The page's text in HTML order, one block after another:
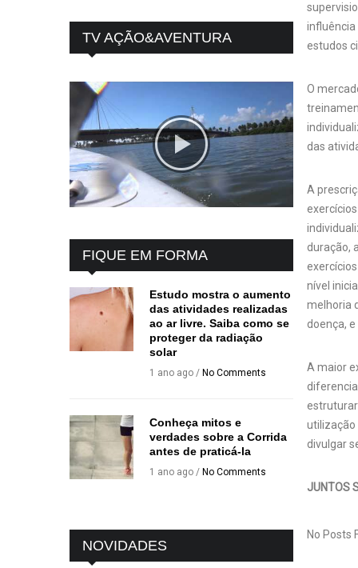
influência
estudos
O
das
A
duração,
nível
melhoria
doença,
A maior
utilização
divulgar
JUNTOS
No Posts
TV AÇÃO&AVENTURA
FIQUE EM FORMA
Estudo mostra o aumento
das atividades realizadas
ao ar livre. Saiba como se
proteger da radiação
solar
1 ano ago / No Comments
Conheça mitos e
verdades sobre a Corrida
antes de praticá-la
1 ano ago / No Comments
NOVIDADES